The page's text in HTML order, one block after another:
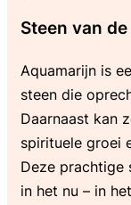
Steen van
Aquamarijn is
steen die
Daarnaast kan
spirituele groei
Deze prachtige
in het nu – in